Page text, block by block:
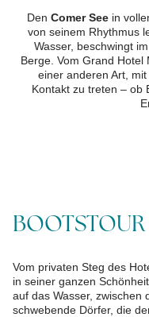
Den Comer See in
von seinem Rhythmus
Wasser, beschwingt
Berge. Vom Grand
einer anderen Art,
Kontakt zu treten – ob
BOOTSTOUR
Vom privaten Steg des
in seiner ganzen
auf das Wasser, zwischen
schwebende Dörfer, die